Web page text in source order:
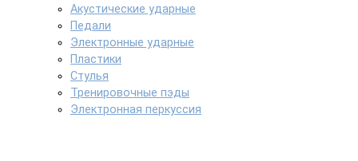
Акустические ударные
Педали
Электронные ударные
Пластики
Стулья
Тренировочные пэды
Электронная перкуссия